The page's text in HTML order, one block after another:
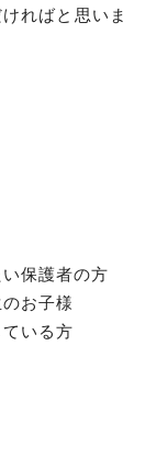
ればと思いま
保護者の方
お子様
いる方